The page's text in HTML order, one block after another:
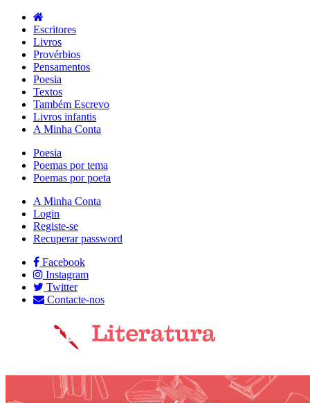
Escritores
Livros
Provérbios
Pensamentos
Poesia
Textos
Também Escrevo
Livros infantis
A Minha Conta
Poesia
Poemas por tema
Poemas por poeta
A Minha Conta
Login
Registe-se
Recuperar password
Facebook
Instagram
Twitter
Contacte-nos